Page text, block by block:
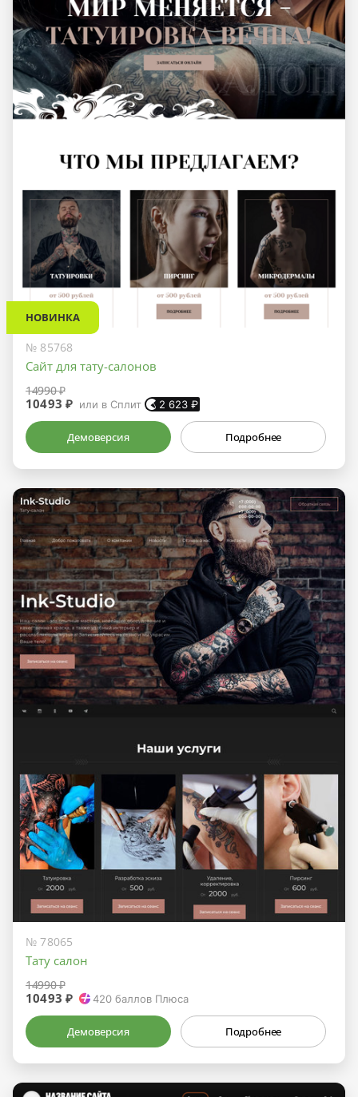
НОВИНКА
№ 85768
Сайт для тату-салонов
14990 ₽
10493 ₽ или в Сплит 2 623 ₽
Демоверсия Подробнее
№ 78065
Тату салон
14990 ₽
10493 ₽ 420 баллов Плюса
Демоверсия Подробнее